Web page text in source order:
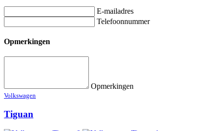
E-mailadres
Telefoonnummer
Opmerkingen
Opmerkingen
Volkswagen
Tiguan